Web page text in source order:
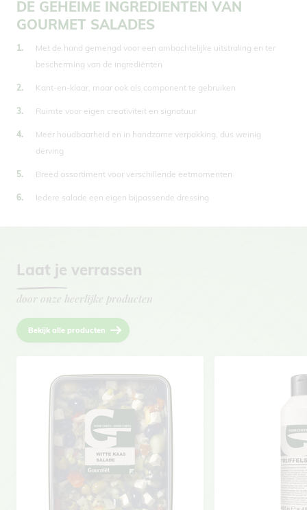
DE GEHEIME INGREDIËNTEN VAN
GOURMET SALADES
Met de hand gemengd voor een ambachtelijke uitstraling en ter
bescherming van de ingrediënten
Kant-en-klaar, maar ook als component te gebruiken
Ruimte voor eigen creativiteit en signatuur
Meer houdbaarheid en in handzame verpakking, dus weinig
derving
Breed assortiment voor verschillende eetmomenten
Iedere salade een eigen bijpassende dressing
Laat je verrassen
door onze heerlijke producten
Bekijk alle producten